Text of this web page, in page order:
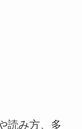
読み方、多